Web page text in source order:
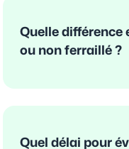
Quelle différence
ou non ferraillé ?
Quel délai pour